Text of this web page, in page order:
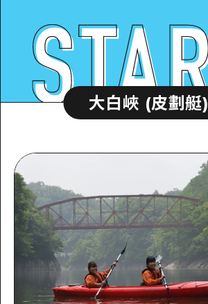
大白峽 (皮劃艇)